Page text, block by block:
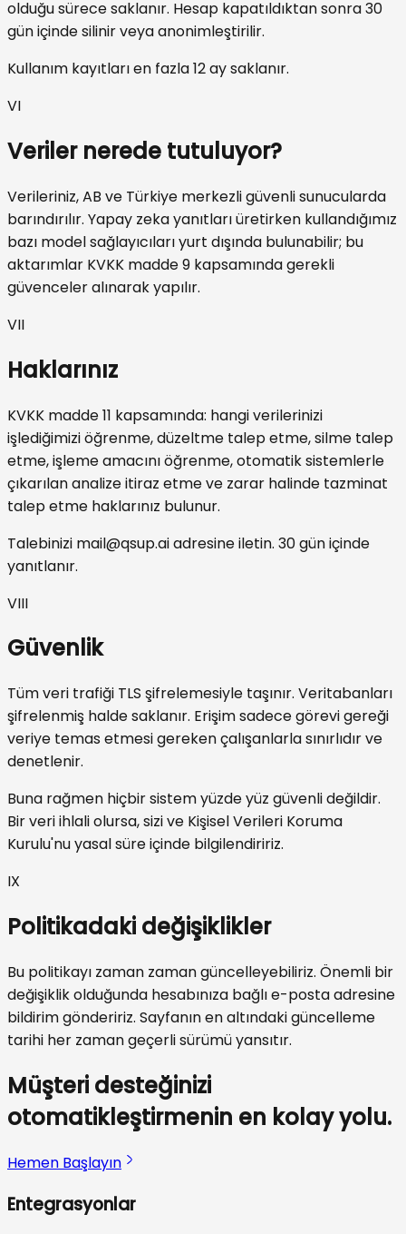
olduğu sürece saklanır. Hesap kapatıldıktan sonra 30
gün içinde silinir veya anonimleştirilir.
Kullanım kayıtları en fazla 12 ay saklanır.
VI
Veriler nerede tutuluyor?
Verileriniz, AB ve Türkiye merkezli güvenli sunucularda
barındırılır. Yapay zeka yanıtları üretirken kullandığımız
bazı model sağlayıcıları yurt dışında bulunabilir; bu
aktarımlar KVKK madde 9 kapsamında gerekli
güvenceler alınarak yapılır.
VII
Haklarınız
KVKK madde 11 kapsamında: hangi verilerinizi
işlediğimizi öğrenme, düzeltme talep etme, silme talep
etme, işleme amacını öğrenme, otomatik sistemlerle
çıkarılan analize itiraz etme ve zarar halinde tazminat
talep etme haklarınız bulunur.
Talebinizi mail@qsup.aiadresine iletin. 30 gün içinde
yanıtlanır.
VIII
Güvenlik
Tüm veri trafiği TLS şifrelemesiyle taşınır. Veritabanları
şifrelenmiş halde saklanır. Erişim sadece görevi gereği
veriye temas etmesi gereken çalışanlarla sınırlıdır ve
denetlenir.
Buna rağmen hiçbir sistem yüzde yüz güvenli değildir.
Bir veri ihlali olursa, sizi ve Kişisel Verileri Koruma
Kurulu'nu yasal süre içinde bilgilendiririz.
IX
Politikadaki değişiklikler
Bu politikayı zaman zaman güncelleyebiliriz. Önemli bir
değişiklik olduğunda hesabınıza bağlı e-posta adresine
bildirim göndeririz. Sayfanın en altındaki güncelleme
tarihi her zaman geçerli sürümü yansıtır.
Müşteri desteğinizi
otomatikleştirmenin en kolay yolu.
Hemen Başlayın
Entegrasyonlar